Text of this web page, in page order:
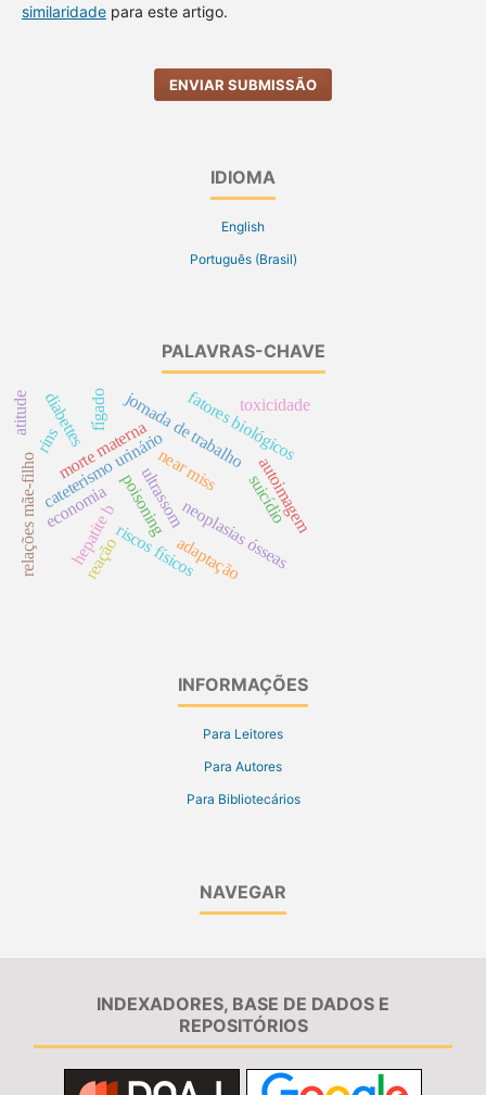
similaridadepara este artigo.
ENVIAR SUBMISSÃO
IDIOMA
English
Português (Brasil)
PALAVRAS-CHAVE
hepatite b neoplasias ósseas
poisoning
ultrassom
cateterismo urinárionear miss
jornada de trabalho
relações mãe-filho riscos físicos
autoimagem
fatores biológicos
morte materna
economia suicídio
reação
diabettes toxicidade
fígado
rins
adaptação
atitude
INFORMAÇÕES
Para Leitores
Para Autores
Para Bibliotecários
NAVEGAR
INDEXADORES, BASE DE DADOS E
REPOSITÓRIOS